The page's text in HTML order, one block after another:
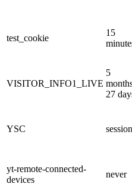
test_cookie
15
VISITOR_INFO1_LIVE
5
27
YSC session
yt-remote-connected-
devices
never